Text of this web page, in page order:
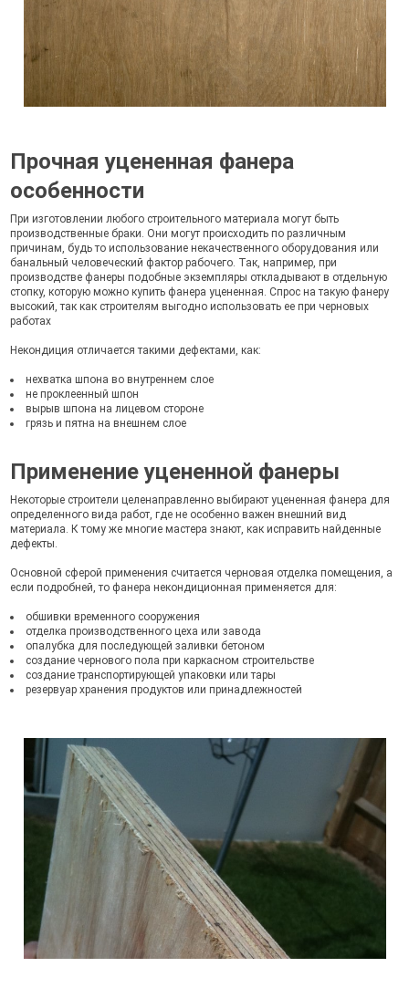
Прочная уцененная фанера
особенности
При изготовлении любого строительного материала могут быть
производственные браки. Они могут происходить по различным
причинам, будь то использование некачественного оборудования или
банальный человеческий фактор рабочего. Так, например, при
производстве фанеры подобные экземпляры откладывают в отдельную
стопку, которую можно купить фанера уцененная. Спрос на такую фанеру
высокий, так как строителям выгодно использовать ее при черновых
работах
Некондиция отличается такими дефектами, как:
нехватка шпона во внутреннем слое
не проклеенный шпон
вырыв шпона на лицевом стороне
грязь и пятна на внешнем слое
Применение уцененной фанеры
Некоторые строители целенаправленно выбирают уцененная фанера для
определенного вида работ, где не особенно важен внешний вид
материала. К тому же многие мастера знают, как исправить найденные
дефекты.
Основной сферой применения считается черновая отделка помещения, а
если подробней, то фанера некондиционная применяется для:
обшивки временного сооружения
отделка производственного цеха или завода
опалубка для последующей заливки бетоном
создание чернового пола при каркасном строительстве
создание транспортирующей упаковки или тары
резервуар хранения продуктов или принадлежностей